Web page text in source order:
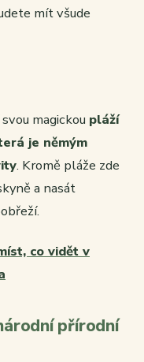
mít všude
magickou pláží
je němým
. Kromě pláže zde
a nasát
co vidět v
přírodní